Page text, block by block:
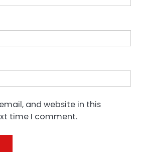
and website in this
time I comment.